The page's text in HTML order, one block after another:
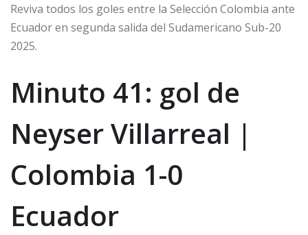
Reviva todos los goles entre la Selección Colombia ante
Ecuador en segunda salida del Sudamericano Sub-20
2025.
Minuto 41: gol de
Neyser Villarreal |
Colombia 1-0
Ecuador